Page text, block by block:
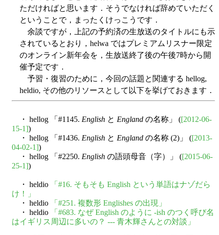
ただければと思います．そうでなければ辞めていただく
ということで，まったくけっこうです．
余談ですが，上記の予約済の生放送のタイトルにも示
されているとおり，helwa ではプレミアムリスナー限定
のオンライン新年会を，生放送終了後の午後7時から開
催予定です．
予習・復習のために，今回の話題と関連する hellog,
heldio, その他のリソースとして以下を挙げておきます．
・ hellog 「#1145. English と England の名称」 ([2012-06-
15-1])
・ hellog 「#1436. English と England の名称 (2)」 ([2013-
04-02-1])
・ hellog 「#2250. English の語頭母音（字）」 ([2015-06-
25-1])
・ heldio
「#16. そもそも English という単語はナゾだら
け！」
・ heldio
「#251. 複数形 Englishes の出現」
・ heldio
「#683. なぜ English のように -ish のつく呼び名
はイギリス周辺に多いの？ --- 青木輝さんとの対談」